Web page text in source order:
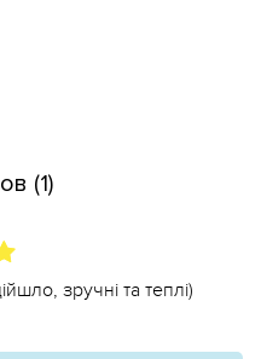
(1)
зручні та теплі)